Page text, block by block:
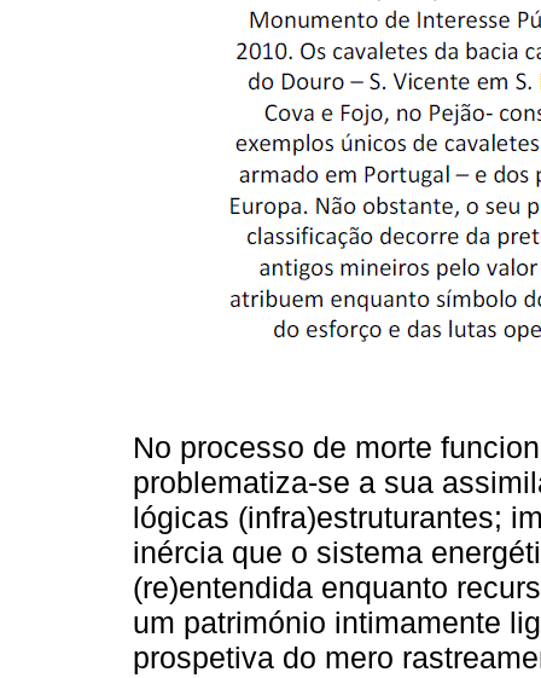
No processo de morte
problematiza-se a sua
lógicas (infra)estruturantes;
inércia que o sistema
(re)entendida enquanto
um património intimamente
prospetiva do mero